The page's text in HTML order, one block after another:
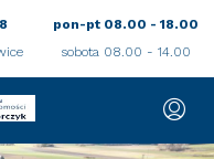
pon-pt 08.00 - 18.00
sobota 08.00 - 14.00